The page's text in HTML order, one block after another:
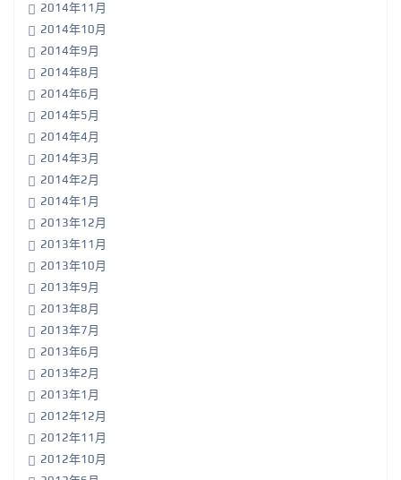
2014年11月
2014年10月
2014年9月
2014年8月
2014年6月
2014年5月
2014年4月
2014年3月
2014年2月
2014年1月
2013年12月
2013年11月
2013年10月
2013年9月
2013年8月
2013年7月
2013年6月
2013年2月
2013年1月
2012年12月
2012年11月
2012年10月